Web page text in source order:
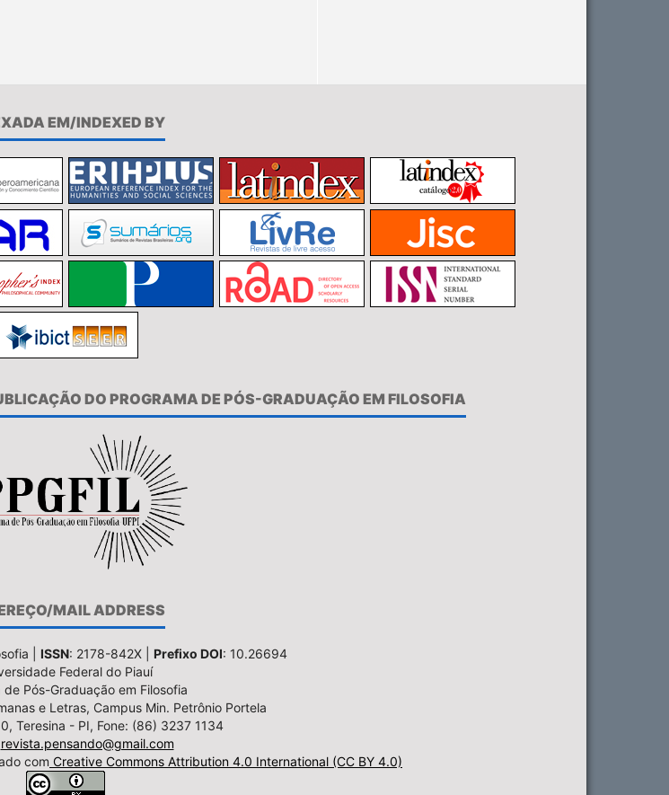
EM/INDEXED BY
DO PROGRAMA DE PÓS-GRADUAÇÃO EM FILOSOFIA
MAIL ADDRESS
| ISSN: 2178-842X | Prefixo DOI: 10.26694
Federal do Piauí
de Pós-Graduação em Filosofia
e Letras, Campus Min. Petrônio Portela
Teresina - PI, Fone: (86) 3237 1134
revista.pensando@gmail.com
com Creative Commons Attribution 4.0 International (CC BY 4.0)